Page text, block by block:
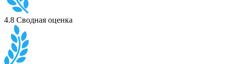
4.8 Сводная оценка